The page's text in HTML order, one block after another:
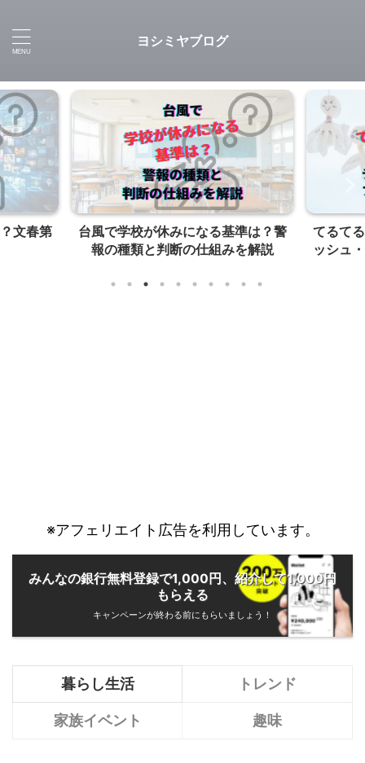
ヨシミヤブログ
文春第
台風で学校が休みになる基準は？警
報の種類と判断の仕組みを解説
てるて
ッシュ
※アフェリエイト広告を利用しています。
みんなの銀行無料登録で1,000円、紹介して1,000円
もらえる
キャンペーンが終わる前にもらいましょう！
暮らし生活 トレンド
家族イベント 趣味